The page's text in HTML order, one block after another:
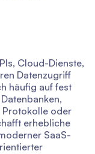
Cloud-Dienste,
Datenzugriff
häufig auf fest
Protokolle oder
erhebliche
SaaS-